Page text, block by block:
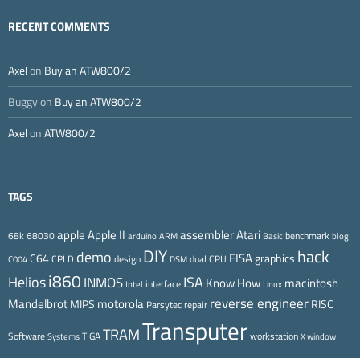
RECENT COMMENTS
Axelon Buy an ATW800/2
Buggyon Buy an ATW800/2
AxelonATW800/2
TAGS
68k68030appleApple II arduinoARMassemblerAtari Basicbenchmarkblog
C004C64CPLD demo design DIY DSMdual CPU EISAgraphics hack
Heliosi860INMOS Intel interface ISAKnow How Linux macintosh
Mandelbrot MIPS motorola Parsytecrepair reverse engineer RISC
SoftwareSystemsTIGATRAMTransputerworkstationX window